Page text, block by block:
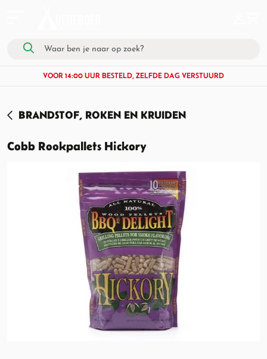
VOOR 14:00 UUR BESTELD, ZELFDE DAG VERSTUURD
BRANDSTOF, ROKEN EN KRUIDEN
Cobb Rookpallets Hickory